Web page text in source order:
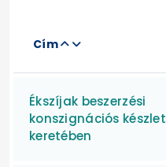
Cím
Ékszíjak beszerzési
konszignációs készlet
keretében